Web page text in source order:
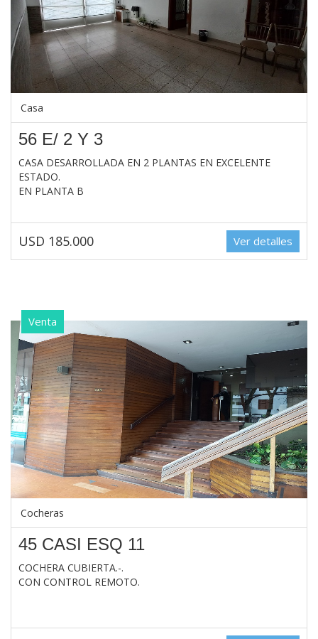
Casa
56 E/ 2 Y 3
CASA DESARROLLADA EN 2 PLANTAS EN EXCELENTE
ESTADO.
EN PLANTA B
USD 185.000 Ver detalles
Venta
Cocheras
45 CASI ESQ 11
COCHERA CUBIERTA.-.
CON CONTROL REMOTO.